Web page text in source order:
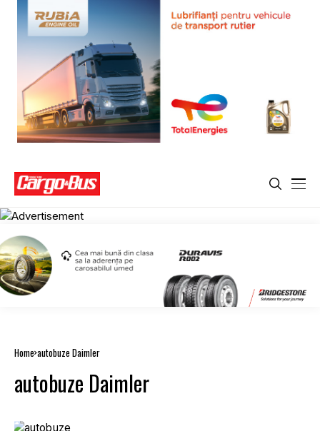
Home autobuze Daimler
autobuze Daimler